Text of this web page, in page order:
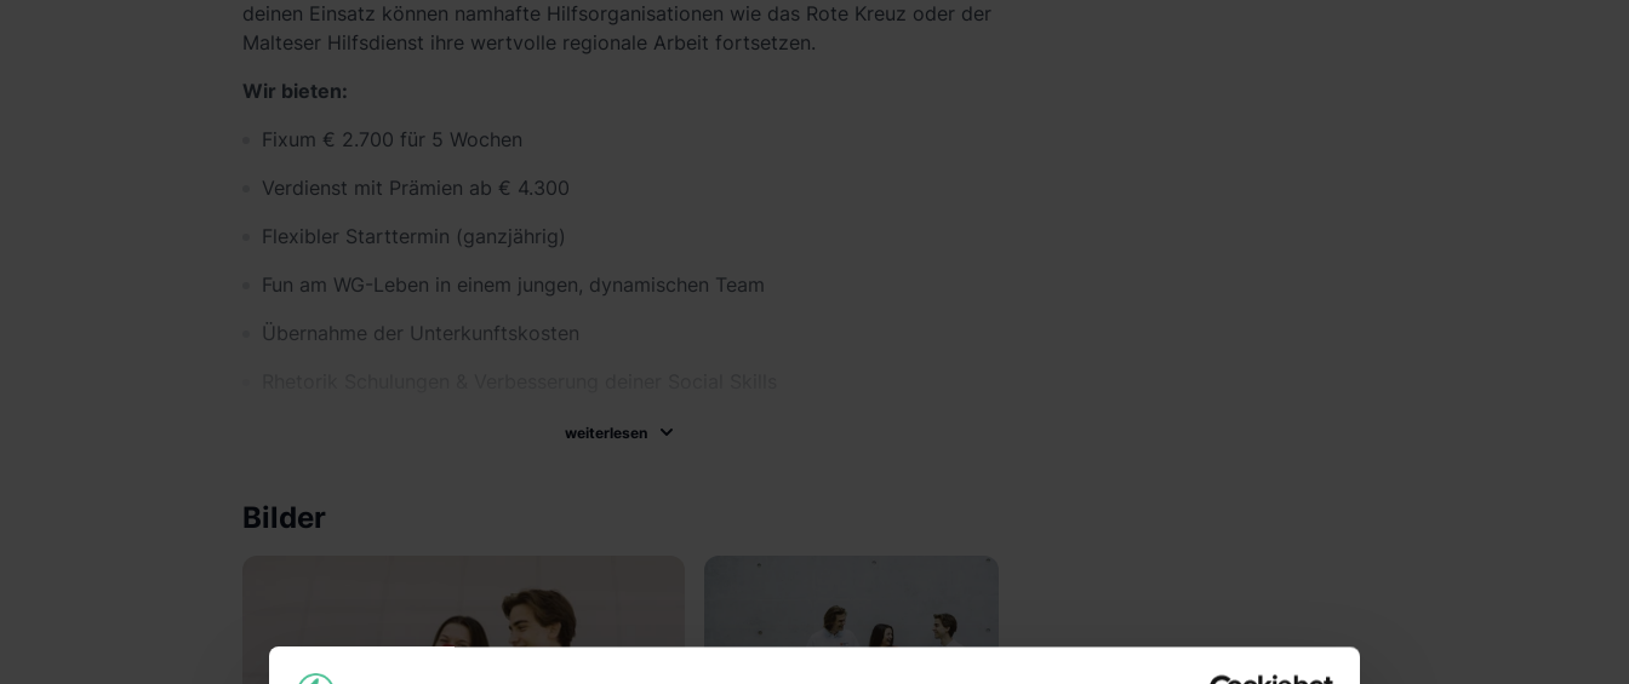
deinen Einsatz können namhafte Hilfsorganisationen wie das Rote Kreuz oder der
Malteser Hilfsdienst ihre wertvolle regionale Arbeit fortsetzen.
Wir bieten:
Fixum € 2.700 für 5 Wochen
Verdienst mit Prämien ab € 4.300
Flexibler Starttermin (ganzjährig)
Fun am WG-Leben in einem jungen, dynamischen Team
Übernahme der Unterkunftskosten
Firmenevents & attraktive Incentives
Wir wünschen uns:
Mindestalter: 18 Jahre
4-5 Wochen Zeit
weiterlesen
Bilder